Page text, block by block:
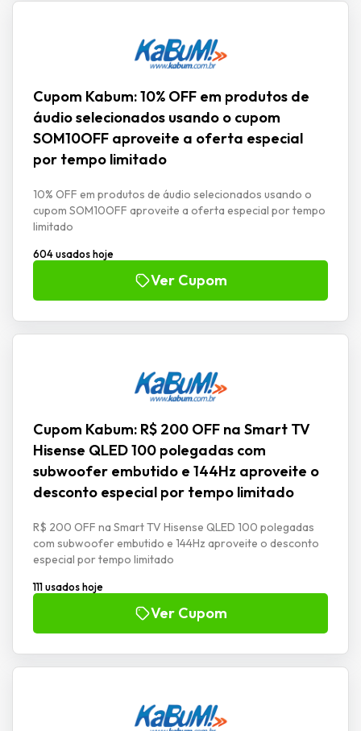
Cupom Kabum: 10% OFF em produtos de
áudio selecionados usando o cupom
SOM10OFF aproveite a oferta especial
por tempo limitado
10% OFF em produtos de áudio selecionados usando o
cupom SOM10OFF aproveite a oferta especial por tempo
limitado
604 usados hoje
Ver Cupom
Cupom Kabum: R$ 200 OFF na Smart TV
Hisense QLED 100 polegadas com
subwoofer embutido e 144Hz aproveite o
desconto especial por tempo limitado
R$ 200 OFF na Smart TV Hisense QLED 100 polegadas
com subwoofer embutido e 144Hz aproveite o desconto
especial por tempo limitado
111 usados hoje
Ver Cupom